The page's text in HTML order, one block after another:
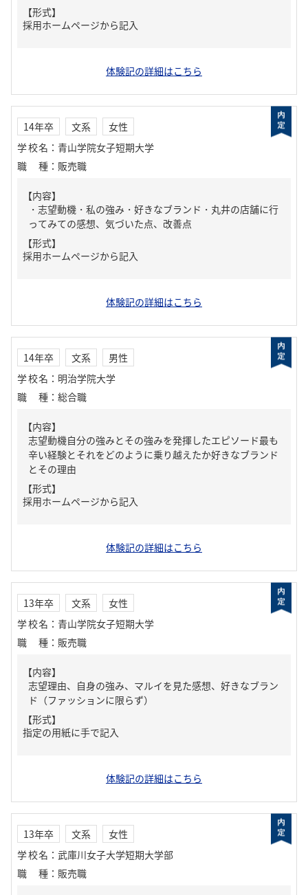
【形式】
採用ホームページから記入
体験記の詳細はこちら
14年卒 文系
女性
学校名 ： 青山学院女子短期大学
職種 ： 販売職
【内容】
・志望動機・私の強み・好きなブランド・丸井の店舗に行
ってみての感想、気づいた点、改善点
【形式】
採用ホームページから記入
体験記の詳細はこちら
14年卒 文系
男性
学校名 ： 明治学院大学
職種 ： 総合職
【内容】
志望動機自分の強みとその強みを発揮したエピソード最も
辛い経験とそれをどのように乗り越えたか好きなブランド
とその理由
【形式】
採用ホームページから記入
体験記の詳細はこちら
13年卒 文系
女性
学校名 ： 青山学院女子短期大学
職種 ： 販売職
【内容】
志望理由、自身の強み、マルイを見た感想、好きなブラン
ド（ファッションに限らず）
【形式】
指定の用紙に手で記入
体験記の詳細はこちら
13年卒 文系
女性
学校名 ： 武庫川女子大学短期大学部
職種 ： 販売職